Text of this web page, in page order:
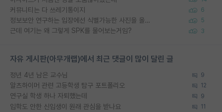
커뮤니티는 다 쓰레기통이지 6
정보보안 연구하는 입장에선 식별가능한 사진을 올리는건 비추이긴함 5
근데 여기는 왜 그렇게 SPK를 물어보는거임? 3
자유 게시판(아무개랩)에서 최근 댓글이 많이 달린 글
정년 4년 남은 교수님 9
알츠하이머 관련 고등학생 탐구 포트폴리오 12
연구실 학생 하나 자퇴했는데 9
입학도 안한 신입생이 원래 관심을 받나요 11